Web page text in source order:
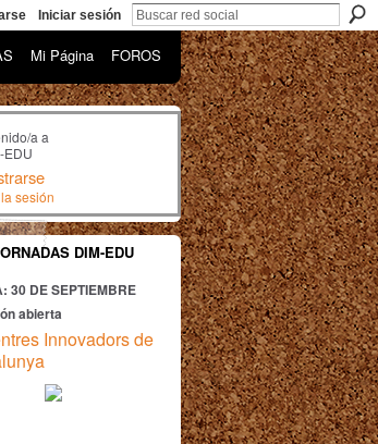
Iniciar sesión
Mi Página FOROS
a a
EDU
sesión
DIM-EDU
30 DE SEPTIEMBRE
abierta
Innovadors de